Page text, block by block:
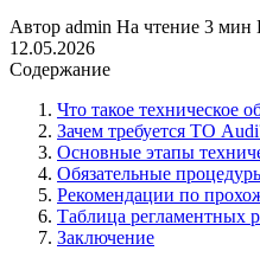
Автор admin На чтение 3 мин
12.05.2026
Содержание
Что такое техническое
Зачем требуется ТО
Основные этапы
Обязательные
Рекомендации по
Таблица регламентных
Заключение